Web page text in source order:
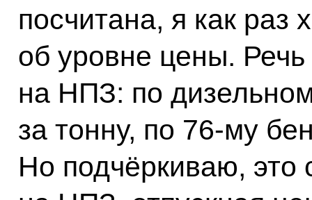
посчитана, я как раз
об уровне цены. Речь
на НПЗ: по
за тонну, по 76-му
Но подчёркиваю, это